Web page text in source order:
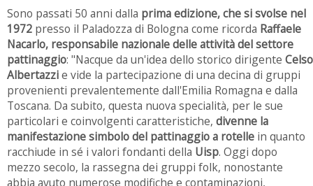
Sono passati 50 anni dalla prima edizione, che si svolse nel
1972 presso il Paladozza di Bologna come ricorda Raffaele
Nacarlo, responsabile nazionale delle attività del settore
pattinaggio: "Nacque da un'idea dello storico dirigente Celso
Albertazzie vide la partecipazione di una decina di gruppi
provenienti prevalentemente dall'Emilia Romagna e dalla
Toscana. Da subito, questa nuova specialità, per le sue
particolari e coinvolgenti caratteristiche, divenne la
manifestazione simbolo del pattinaggio a rotelle in quanto
racchiude in sé i valori fondanti della Uisp. Oggi dopo
mezzo secolo, la rassegna dei gruppi folk, nonostante
abbia avuto numerose modifiche e contaminazioni,